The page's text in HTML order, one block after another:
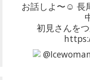
お話しよ〜☺︎ 長
初見さんを